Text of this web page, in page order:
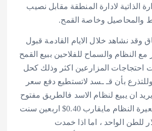
الذاتية لادارة المنطقة مقابل نصيب
والمحاصيل وخاصة القمح.
وقد نشاهد خلال الايام القادمة قبول
مع النظام والسماح للفلاحين ببيع القمح
احتجاجات المزارعين اكثر وذلك كحل
بأن قـ ـسد لاتستطيع دفع سعر
ان يبيع لنظام الاسد فالطريق مفتوح
امامه علماً ان تسعيرة النظام مايقارب 0.40$ اربعين سنت
400$ دولار للطن الواحد ، اما اذا خمدت